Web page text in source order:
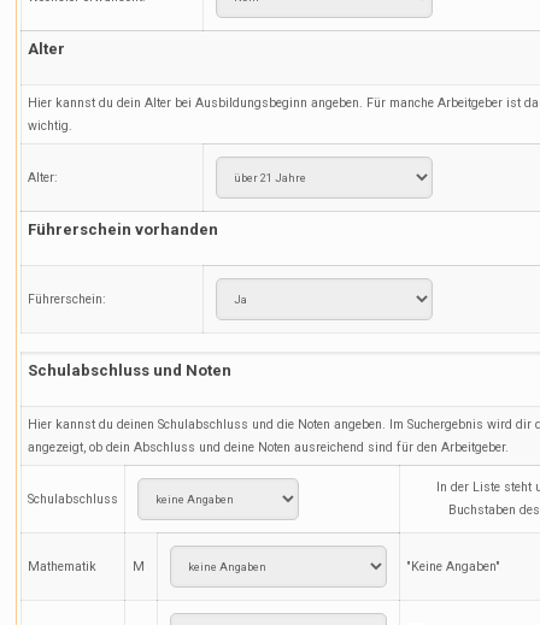
Alter
Hier kannst du dein Alter bei Ausbildungsbeginn angeben. Für manche Arbeitgeber ist
wichtig.
Alter:
Führerschein vorhanden
Führerschein:
Schulabschluss und Noten
Hier kannst du deinen Schulabschluss und die Noten angeben. Im Suchergebnis wird dir
angezeigt, ob dein Abschluss und deine Noten ausreichend sind für den Arbeitgeber.
Schulabschluss
In der Liste steht
Buchstaben
Mathematik M "Keine Angaben"